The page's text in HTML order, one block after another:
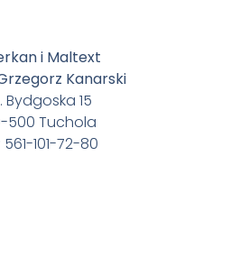
i Maltext
Kanarski
Bydgoska 15
500 Tuchola
561-101-72-80